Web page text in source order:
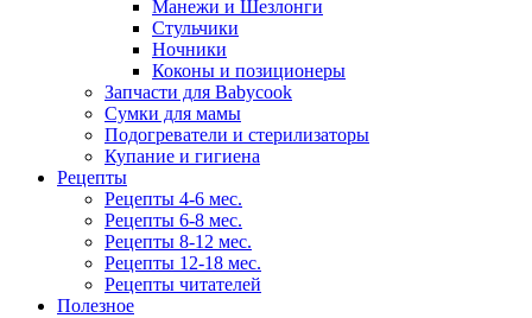
Манежи и Шезлонги
Стульчики
Ночники
Коконы и позиционеры
Запчасти для Babycook
Сумки для мамы
Подогреватели и стерилизаторы
Купание и гигиена
Рецепты
Рецепты 4-6 мес.
Рецепты 6-8 мес.
Рецепты 8-12 мес.
Рецепты 12-18 мес.
Рецепты читателей
Полезное